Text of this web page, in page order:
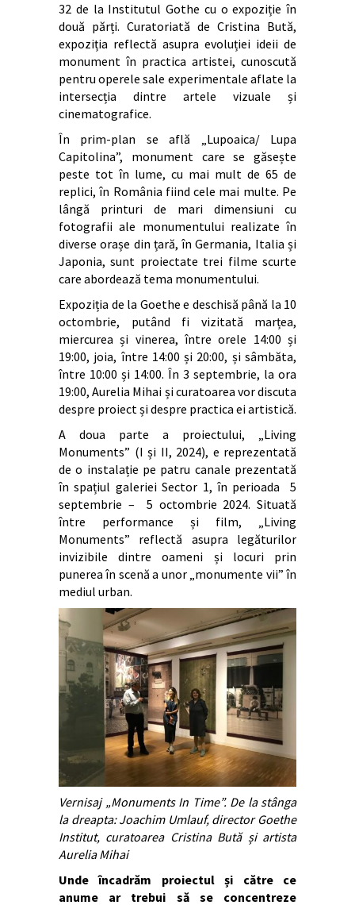
32 de la Institutul Gothe cu o expoziție în
două părți. Curatoriată de Cristina Bută,
expoziția reflectă asupra evoluției ideii de
monument în practica artistei, cunoscută
pentru operele sale experimentale aflate la
intersecția dintre artele vizuale și
cinematografice.
În prim-plan se află „Lupoaica/ Lupa
Capitolina”, monument care se găsește
peste tot în lume, cu mai mult de 65 de
replici, în România fiind cele mai multe. Pe
lângă printuri de mari dimensiuni cu
fotografii ale monumentului realizate în
diverse orașe din țară, în Germania, Italia și
Japonia, sunt proiectate trei filme scurte
care abordează tema monumentului.
Expoziția de la Goethe e deschisă până la 10
octombrie, putând fi vizitată marțea,
miercurea și vinerea, între orele 14:00 și
19:00, joia, între 14:00 și 20:00, și sâmbăta,
între 10:00 și 14:00. În 3 septembrie, la ora
19:00, Aurelia Mihai și curatoarea vor discuta
despre proiect și despre practica ei artistică.
A doua parte a proiectului, „Living
Monuments” (I și II, 2024), e reprezentată
de o instalație pe patru canale prezentată
în spațiul galeriei Sector 1, în perioada 5
septembrie – 5 octombrie 2024. Situată
între performance și film, „Living
Monuments” reflectă asupra legăturilor
invizibile dintre oameni și locuri prin
punerea în scenă a unor „monumente vii” în
mediul urban.
Vernisaj „Monuments In Time”. De la stânga
la dreapta: Joachim Umlauf, director Goethe
Institut, curatoarea Cristina Bută și artista
Aurelia Mihai
Unde încadrăm proiectul și către ce
anume ar trebui să se concentreze